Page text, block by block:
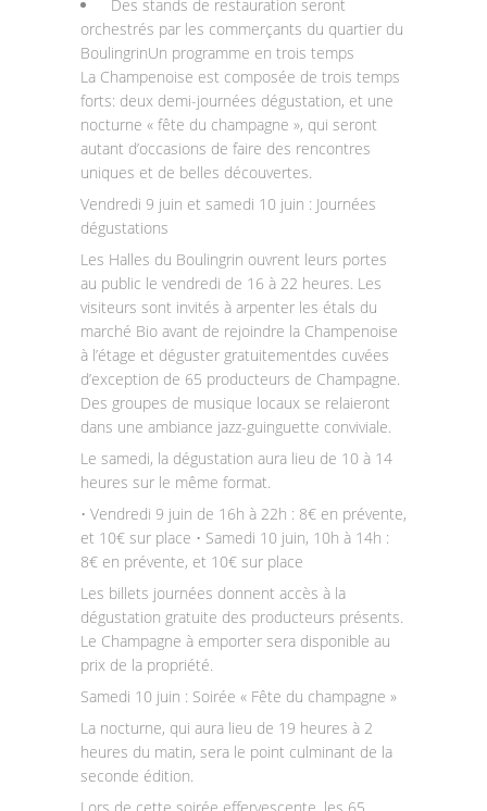
Des stands de restauration seront
orchestrés par les commerçants du quartier du
BoulingrinUn programme en trois temps
La Champenoise est composée de trois temps
forts: deux demi-journées dégustation, et une
nocturne « fête du champagne », qui seront
autant d’occasions de faire des rencontres
uniques et de belles découvertes.
Vendredi 9 juin et samedi 10 juin : Journées
dégustations
Les Halles du Boulingrin ouvrent leurs portes
au public le vendredi de 16 à 22 heures. Les
visiteurs sont invités à arpenter les étals du
marché Bio avant de rejoindre la Champenoise
à l’étage et déguster gratuitementdes cuvées
d’exception de 65 producteurs de Champagne.
Des groupes de musique locaux se relaieront
dans une ambiance jazz-guinguette conviviale.
Le samedi, la dégustation aura lieu de 10 à 14
heures sur le même format.
• Vendredi 9 juin de 16h à 22h : 8€ en prévente,
et 10€ sur place • Samedi 10 juin, 10h à 14h :
8€ en prévente, et 10€ sur place
Les billets journées donnent accès à la
dégustation gratuite des producteurs présents.
Le Champagne à emporter sera disponible au
prix de la propriété.
Samedi 10 juin : Soirée « Fête du champagne »
La nocturne, qui aura lieu de 19 heures à 2
heures du matin, sera le point culminant de la
seconde édition.
Lors de cette soirée effervescente, les 65